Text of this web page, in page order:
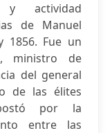
y actividad
de Manuel
1856. Fue un
ministro de
del general
de las élites
por la
entre las